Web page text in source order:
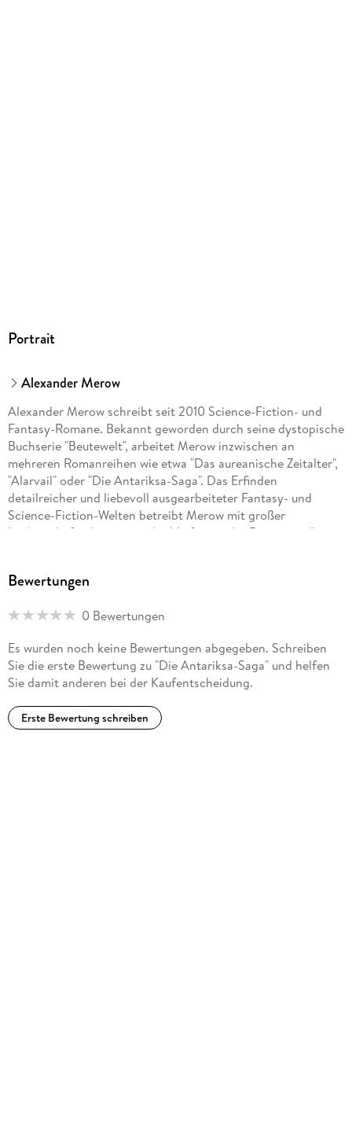
Portrait
Alexander Merow
Alexander Merow schreibt seit 2010 Science-Fiction- und
Fantasy-Romane. Bekannt geworden durch seine dystopische
Buchserie "Beutewelt", arbeitet Merow inzwischen an
mehreren Romanreihen wie etwa "Das aureanische Zeitalter",
"Alarvail" oder "Die Antariksa-Saga". Das Erfinden
detailreicher und liebevoll ausgearbeiteter Fantasy- und
Science-Fiction-Welten betreibt Merow mit großer
Leidenschaft, ebenso wie das Verfassen der Romane selbst,
Bewertungen
0 Bewertungen
Es wurden noch keine Bewertungen abgegeben. Schreiben
Sie die erste Bewertung zu "Die Antariksa-Saga" und helfen
Sie damit anderen bei der Kaufentscheidung.
Erste Bewertung schreiben